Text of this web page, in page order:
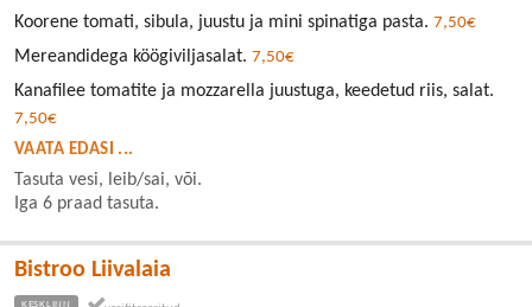
Koorene tomati, sibula, juustu ja mini spinatiga pasta. 7,50€
Mereandidega köögiviljasalat. 7,50€
Kanafilee tomatite ja mozzarella juustuga, keedetud riis, salat.
7,50€
VAATA EDASI ...
Tasuta vesi, leib/sai, või.
Iga 6 praad tasuta.
Bistroo Liivalaia
KESKLINN